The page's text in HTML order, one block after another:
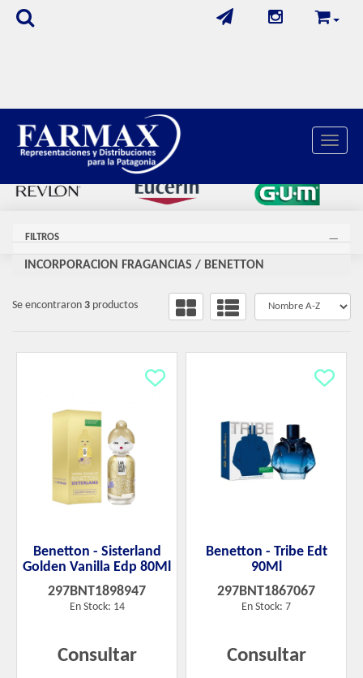
Toggle
FILTROS
INCORPORACION FRAGANCIAS / BENETTON
Se encontraron 3 productos
Benetton - Sisterland
Golden Vanilla Edp 80Ml
297BNT1898947
En Stock: 14
Consultar
Benetton - Tribe Edt
90Ml
297BNT1867067
En Stock: 7
Consultar